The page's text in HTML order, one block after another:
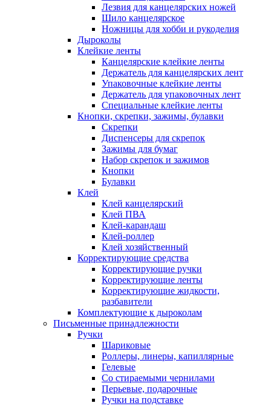
Лезвия для канцелярских ножей
Шило канцелярское
Ножницы для хобби и рукоделия
Дыроколы
Клейкие ленты
Канцелярские клейкие ленты
Держатель для канцелярских лент
Упаковочные клейкие ленты
Держатель для упаковочных лент
Специальные клейкие ленты
Кнопки, скрепки, зажимы, булавки
Скрепки
Диспенсеры для скрепок
Зажимы для бумаг
Набор скрепок и зажимов
Кнопки
Булавки
Клей
Клей канцелярский
Клей ПВА
Клей-карандаш
Клей-роллер
Клей хозяйственный
Корректирующие средства
Корректирующие ручки
Корректирующие ленты
Корректирующие жидкости,
разбавители
Комплектующие к дыроколам
Письменные принадлежности
Ручки
Шариковые
Роллеры, линеры, капиллярные
Гелевые
Со стираемыми чернилами
Перьевые, подарочные
Ручки на подставке